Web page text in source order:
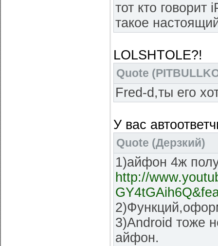
тот кто говорит
такое
LOLSHTOLE?!
Quote (
Fred-d,ты его
У вас
Quote (Дерзкий)
1)айфон 4ж
http://
3)Android тоже
айфон.